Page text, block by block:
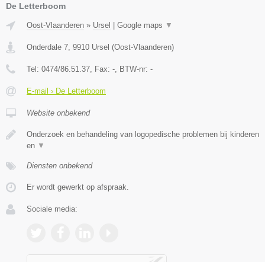
De Letterboom
Oost-Vlaanderen » Ursel Google maps ▼
Onderdale 7 9910 Ursel (Oost-Vlaanderen)
Tel: 0474/86.51.37 , Fax: - , BTW-nr: -
E-mail › De Letterboom
Website onbekend
Onderzoek en behandeling van logopedische problemen bij kinderen
en ▼
Diensten onbekend
Er wordt gewerkt op afspraak.
Sociale media: